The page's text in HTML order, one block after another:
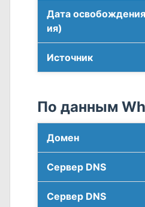
Дата
ия)
Источник
По данным
Домен
Сервер DNS
Сервер DNS